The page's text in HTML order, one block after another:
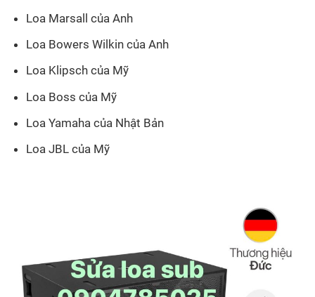
Loa Marsall của Anh
Loa Bowers Wilkin của Anh
Loa Klipsch của Mỹ
Loa Boss của Mỹ
Loa Yamaha của Nhật Bản
Loa JBL của Mỹ